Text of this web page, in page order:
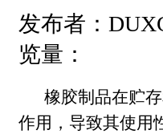
发布者：
览量：
橡胶制品在贮
作用，导致其使用